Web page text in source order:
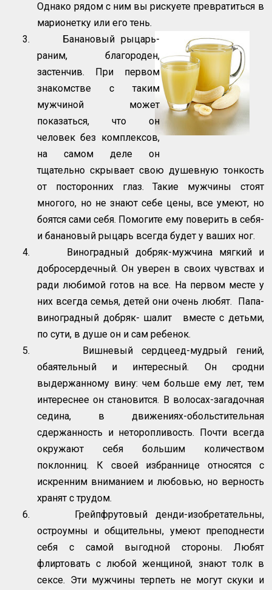
Однако рядом с ним вы рискуете превратиться в
марионетку или его тень.
3.
Банановый рыцарь-
раним, благороден,
застенчив. При первом
знакомстве с таким
мужчиной может
показаться, что он
человек без комплексов,
на самом деле он
тщательно скрывает свою душевную тонкость
от посторонних глаз. Такие мужчины стоят
многого, но не знают себе цены, все умеют, но
боятся сами себя. Помогите ему поверить в себя-
и банановый рыцарь всегда будет у ваших ног.
4.
Виноградный добряк-мужчина мягкий и
добросердечный. Он уверен в своих чувствах и
ради любимой готов на все. На первом месте у
них всегда семья, детей они очень любят. Папа-
виноградный добряк- шалит вместе с детьми,
по сути, в душе он и сам ребенок.
5.
Вишневый сердцеед-мудрый гений,
обаятельный и интересный. Он сродни
выдержанному вину: чем больше ему лет, тем
интереснее он становится. В волосах-загадочная
седина, в движениях-обольстительная
сдержанность и неторопливость. Почти всегда
окружают себя большим количеством
поклонниц. К своей избраннице относятся с
искренним вниманием и любовью, но верность
хранят с трудом.
6.
Грейпфрутовый денди-изобретательны,
остроумны и общительны, умеют преподнести
себя с самой выгодной стороны. Любят
флиртовать с любой женщиной, знают толк в
сексе. Эти мужчины терпеть не могут скуки и